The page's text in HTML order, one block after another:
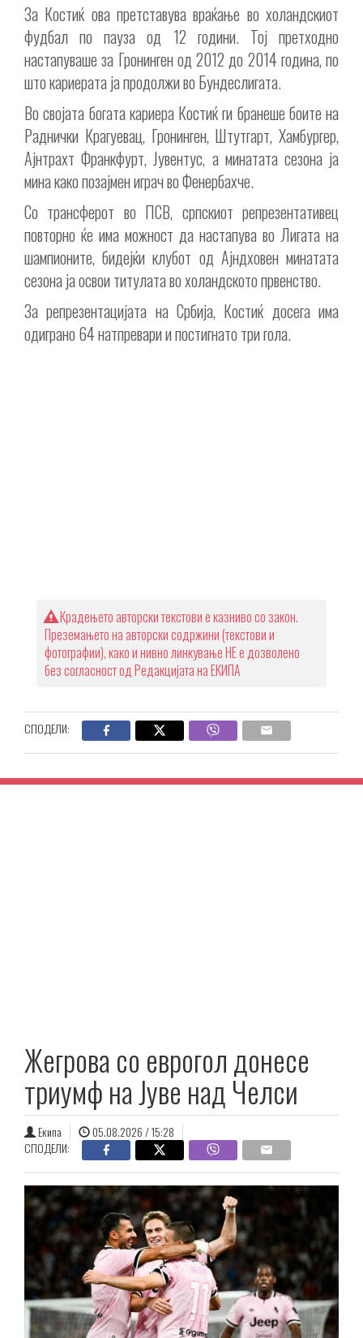
За Костиќ ова претставува враќање во холандскиот
фудбал по пауза од 12 години. Тој претходно
настапуваше за Гронинген од 2012 до 2014 година, по
што кариерата ја продолжи во Бундеслигата.
Во својата богата кариера Костиќ ги бранеше боите на
Раднички Крагуевац, Гронинген, Штутгарт, Хамбургер,
Ајнтрахт Франкфурт, Јувентус, а минатата сезона ја
мина како позајмен играч во Фенербахче.
Со трансферот во ПСВ, српскиот репрезентативец
повторно ќе има можност да настапува во Лигата на
шампионите, бидејќи клубот од Ајндховен минатата
сезона ја освои титулата во холандското првенство.
За репрезентацијата на Србија, Костиќ досега има
одиграно 64 натпревари и постигнато три гола.
Крадењето авторски текстови е казниво со закон.
Преземањето на авторски содржини (текстови и
фотографии), како и нивно линкување НЕ е дозволено
без согласност од Редакцијата на ЕКИПА
СПОДЕЛИ:
Жегрова со еврогол донесе
триумф на Јуве над Челси
Екипа
05.08.2026 / 15:28
СПОДЕЛИ: